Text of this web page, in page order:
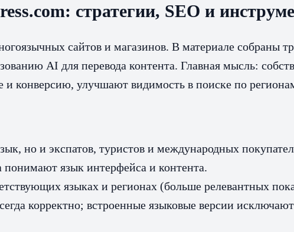
стратегии, SEO и
сайтов и магазинов. В материале собраны
AI для перевода контента. Главная мысль:
и конверсию, улучшают видимость в поиске по
но и экспатов, туристов и международных
понимают язык интерфейса и контента.
языках и регионах (больше релевантных
корректно; встроенные языковые версии